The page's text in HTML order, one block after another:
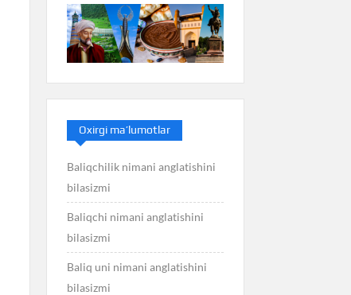
Oxirgi ma’lumotlar
Baliqchilik nimani anglatishini
bilasizmi
Baliqchi nimani anglatishini
bilasizmi
Baliq uni nimani anglatishini
bilasizmi